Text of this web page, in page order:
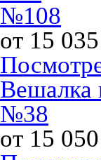
№108
от 15
№38
от 15